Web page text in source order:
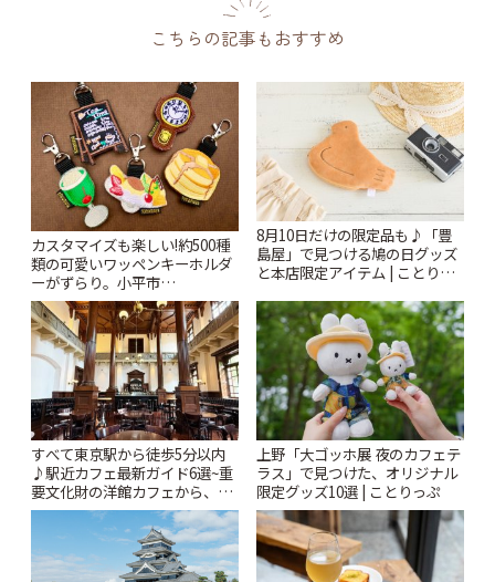
こちらの記事もおすすめ
カスタマイズも楽しい!約500種
類の可愛いワッペンキーホルダ
ーがずらり。小平市
「Kimamaya T&K」 | ことりっ
ぷ
8月10日だけの限定品も♪「豊
島屋」で見つける鳩の日グッズ
と本店限定アイテム | ことりっ
すべて東京駅から徒歩5分以内
♪駅近カフェ最新ガイド6選~重
要文化財の洋館カフェから、改
札すぐのレトロ喫茶まで~ | こと
上野「大ゴッホ展 夜のカフェテ
ラス」で見つけた、オリジナル
限定グッズ10選 | ことりっぷ